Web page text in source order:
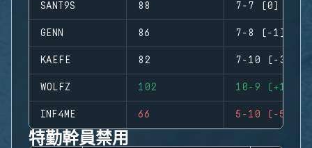
SANT9S 88 7-7 (0)
GENN 86 7-8 (-1)
KAEFE 82 7-10 (-3)
WOLFZ 102 10-9 (+1)
INF4ME 66 5-10 (-5)
特勤幹員禁用